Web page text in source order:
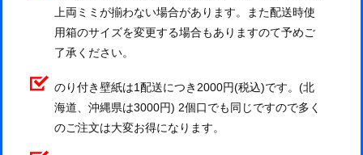
上両ミミが揃わない場合があります。また配送時使
用箱のサイズを変更する場合もありますのて予めご
了承ください。
のり付き壁紙は1配送につき2000円(税込)です。(北
海道、沖縄県は3000円) 2個口でも同じですので多く
のご注文は大変お得になります。